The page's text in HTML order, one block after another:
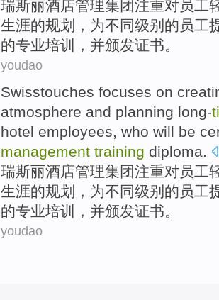
瑞斯丽酒店管理集团注重对员工
生涯的规划 ， 为不同级别的员工
的专业培训 ，并颁发证书。
youdao
Swisstouches focuses on
atmosphere and planning long-
hotel employees, who will be
management training diploma.
瑞斯丽酒店管理集团注重对员工
生涯的规划 ， 为不同级别的员工
的专业培训 ，并颁发证书。
youdao